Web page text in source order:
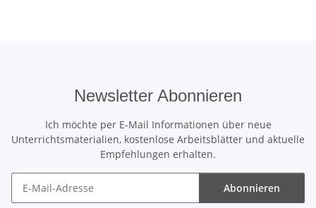
Newsletter Abonnieren
Ich möchte per E-Mail Informationen über neue
Unterrichtsmaterialien, kostenlose Arbeitsblätter und aktuelle
Empfehlungen erhalten.
Abonnieren